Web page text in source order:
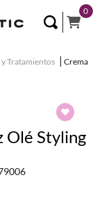
0
Tratamientos
Crema
Olé Styling